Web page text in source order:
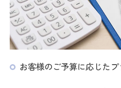
お客様のご予算に応じた